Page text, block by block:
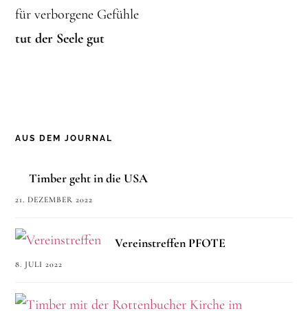
für verborgene Gefühle
tut der Seele gut
AUS DEM JOURNAL
Timber geht in die USA
21. DEZEMBER 2022
Vereinstreffen PFOTE
8. JULI 2022